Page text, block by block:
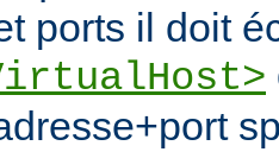
ports il doit